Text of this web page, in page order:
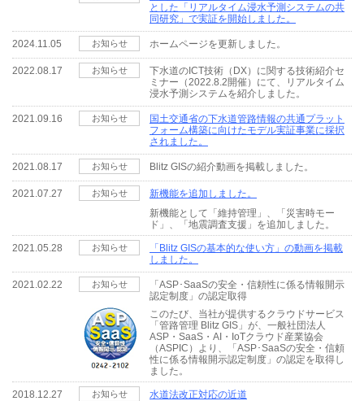
とした「リアルタイム浸水予測システムの共
同研究」で実証を開始しました。
2024.11.05 お知らせ ホームページを更新しました。
2022.08.17 お知らせ
下水道のICT技術（DX）に関する技術紹介セ
ミナー（2022.8.2開催）にて、リアルタイム
浸水予測システムを紹介しました。
2021.09.16 お知らせ
国土交通省の下水道管路情報の共通プラット
フォーム構築に向けたモデル実証事業に採択
されました。
2021.08.17 お知らせ Blitz GISの紹介動画を掲載しました。
2021.07.27 お知らせ
新機能を追加しました。
新機能として「維持管理」、「災害時モー
ド」、「地震調査支援」を追加しました。
2021.05.28 お知らせ
「Blitz GISの基本的な使い方」の動画を掲載
しました。
2021.02.22 お知らせ
「ASP･SaaSの安全・信頼性に係る情報開示
認定制度」の認定取得
このたび、当社が提供するクラウドサービス
「管路管理 Blitz GIS」が、⼀般社団法人
ASP・SaaS・AI・IoTクラウド産業協会
（ASPIC）より、「ASP･SaaSの安全・信頼
性に係る情報開示認定制度」の認定を取得し
ました。
2018.12.27 お知らせ 水道法改正対応の近道